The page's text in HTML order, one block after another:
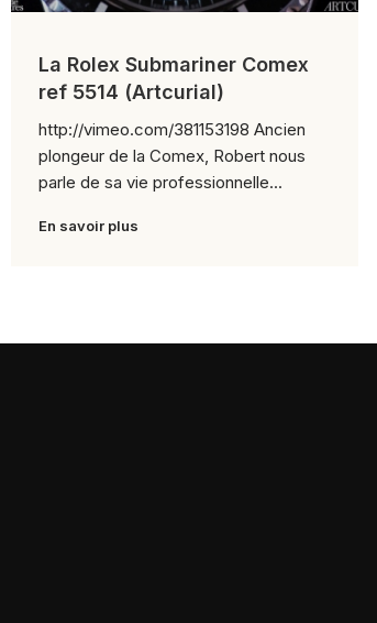
La Rolex Submariner Comex
ref 5514 (Artcurial)
http://vimeo.com/381153198 Ancien
plongeur de la Comex, Robert nous
parle de sa vie professionnelle...
En savoir plus